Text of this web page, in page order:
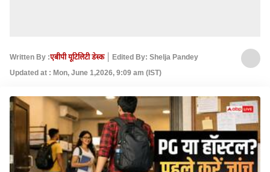
Written By :एबीपी यूटिलिटी डेस्क
Edited By: Shelja Pandey
Updated at : Mon, June 1,2026, 9:09 am (IST)